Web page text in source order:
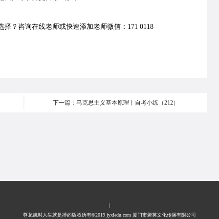
择？咨询在线老师或快速添加老师微信：171 0118
下一篇：马克思主义基本原理丨自考小练（212）
|
尊龙凯时人生就是搏的版权所有©2019 jyxledu.com 厦门市聚英文化传播有限公司